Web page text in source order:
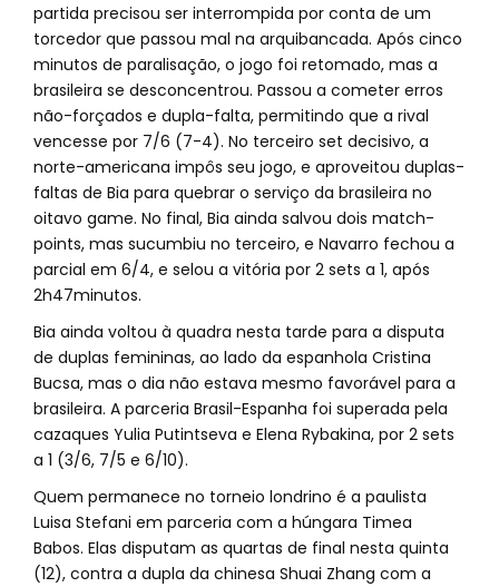
partida precisou ser interrompida por conta de um
torcedor que passou mal na arquibancada. Após cinco
minutos de paralisação, o jogo foi retomado, mas a
brasileira se desconcentrou. Passou a cometer erros
não-forçados e dupla-falta, permitindo que a rival
vencesse por 7/6 (7-4). No terceiro set decisivo, a
norte-americana impôs seu jogo, e aproveitou duplas-
faltas de Bia para quebrar o serviço da brasileira no
oitavo game. No final, Bia ainda salvou dois match-
points, mas sucumbiu no terceiro, e Navarro fechou a
parcial em 6/4, e selou a vitória por 2 sets a 1, após
2h47minutos.
Bia ainda voltou à quadra nesta tarde para a disputa
de duplas femininas, ao lado da espanhola Cristina
Bucsa, mas o dia não estava mesmo favorável para a
brasileira. A parceria Brasil-Espanha foi superada pela
cazaques Yulia Putintseva e Elena Rybakina, por 2 sets
a 1 (3/6, 7/5 e 6/10).
Quem permanece no torneio londrino é a paulista
Luisa Stefani em parceria com a húngara Timea
Babos. Elas disputam as quartas de final nesta quinta
(12), contra a dupla da chinesa Shuai Zhang com a